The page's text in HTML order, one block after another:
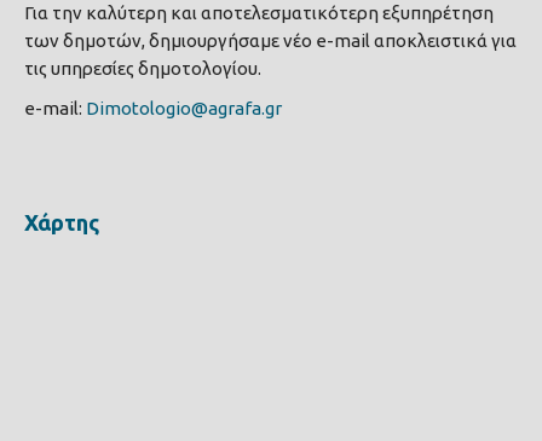
Για την καλύτερη και αποτελεσματικότερη εξυπηρέτηση
των δημοτών, δημιουργήσαμε νέο e-mail αποκλειστικά για
τις υπηρεσίες δημοτολογίου.
e-mail: Dimotologio@agrafa.gr
Χάρτης